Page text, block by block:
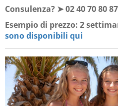
Consulenza? ➤ 02 40 70 80 87
Esempio di prezzo: 2
sono disponibili qui